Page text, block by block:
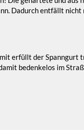
Dadurch entfällt
erfüllt der Spanngurt
bedenkelos im